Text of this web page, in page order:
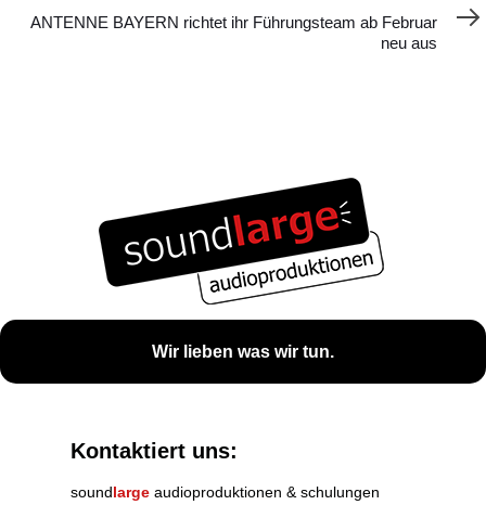
Artikel
ANTENNE BAYERN richtet ihr Führungsteam ab Februar
neu aus
Wir lieben was wir tun.
Kontaktiert uns:
soundlarge audioproduktionen & schulungen